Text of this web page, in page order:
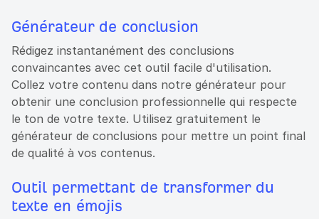
Générateur de conclusion
Rédigez instantanément des conclusions
convaincantes avec cet outil facile d'utilisation.
Collez votre contenu dans notre générateur pour
obtenir une conclusion professionnelle qui respecte
le ton de votre texte. Utilisez gratuitement le
générateur de conclusions pour mettre un point final
de qualité à vos contenus.
Outil permettant de transformer du
texte en émojis